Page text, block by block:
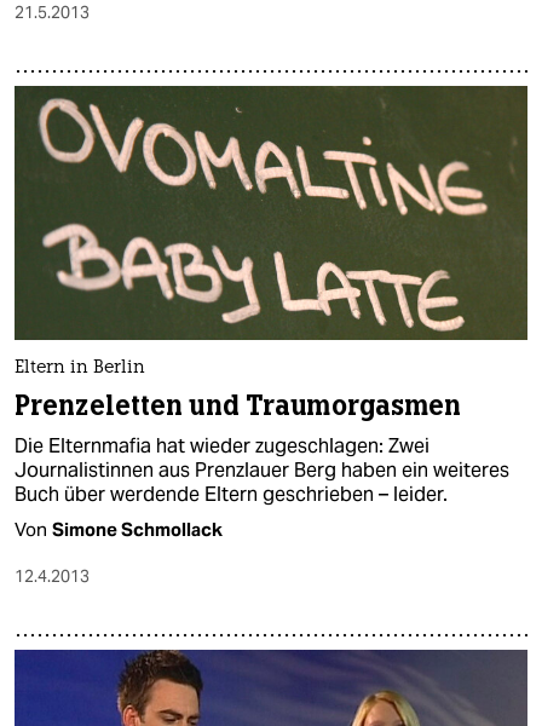
21.5.2013
Eltern in Berlin
Prenzeletten und Traumorgasmen
Die Elternmafia hat wieder zugeschlagen: Zwei
Journalistinnen aus Prenzlauer Berg haben ein weiteres
Buch über werdende Eltern geschrieben – leider.
Von Simone Schmollack
12.4.2013